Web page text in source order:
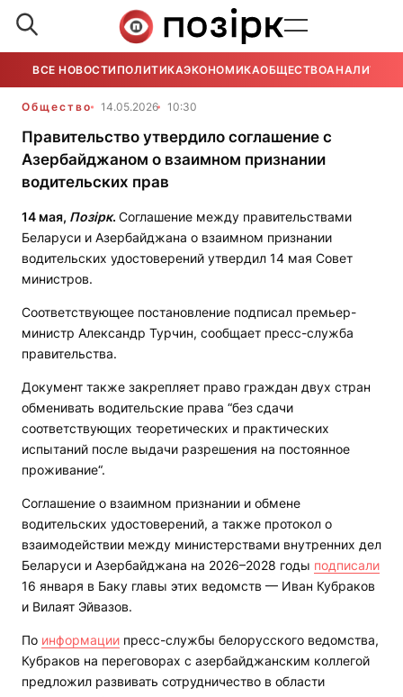
ВСЕ НОВОСТИ ПОЛИТИКАЭКОНОМИКАОБЩЕСТВОАНАЛИТИКА
Общество 14.05.2026 10:30
Правительство утвердило соглашение с
Азербайджаном о взаимном признании
водительских прав
14 мая, Позірк. Соглашение между правительствами
Беларуси и Азербайджана о взаимном признании
водительских удостоверений утвердил 14 мая Совет
министров.
Соответствующее постановление подписал премьер-
министр Александр Турчин, сообщает пресс-служба
правительства.
Документ также закрепляет право граждан двух стран
обменивать водительские права “без сдачи
соответствующих теоретических и практических
испытаний после выдачи разрешения на постоянное
проживание“.
Соглашение о взаимном признании и обмене
водительских удостоверений, а также протокол о
взаимодействии между министерствами внутренних дел
Беларуси и Азербайджана на 2026–2028 годы подписали
16 января в Баку главы этих ведомств — Иван Кубраков
и Вилаят Эйвазов.
По информации пресс-службы белорусского ведомства,
Кубраков на переговорах с азербайджанским коллегой
предложил развивать сотрудничество в области